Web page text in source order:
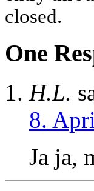
closed.
One
H.L.
8.
Ja ja,